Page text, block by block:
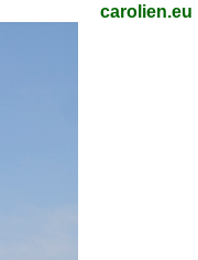
carolien.eu